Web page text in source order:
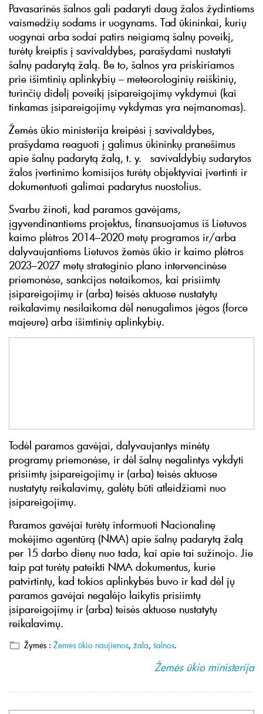
Pavasarinės šalnos gali padaryti daug žalos žydintiems
vaismedžių sodams ir uogynams. Tad ūkininkai, kurių
uogynai arba sodai patirs neigiamą šalnų poveikį,
turėtų kreiptis į savivaldybes, parašydami nustatyti
šalnų padarytą žalą. Be to, šalnos yra priskiriamos
prie išimtinių aplinkybių – meteorologinių reiškinių,
turinčių didelį poveikį įsipareigojimų vykdymui (kai
tinkamas įsipareigojimų vykdymas yra neįmanomas).
Žemės ūkio ministerija kreipėsi į savivaldybes,
prašydama reaguoti į galimus ūkininkų pranešimus
apie šalnų padarytą žalą, t. y. savivaldybių sudarytos
žalos įvertinimo komisijos turėtų objektyviai įvertinti ir
dokumentuoti galimai padarytus nuostolius.
Svarbu žinoti, kad paramos gavėjams,
įgyvendinantiems projektus, finansuojamus iš Lietuvos
kaimo plėtros 2014–2020 metų programos ir/arba
dalyvaujantiems Lietuvos žemės ūkio ir kaimo plėtros
2023–2027 metų strateginio plano intervencinėse
priemonėse, sankcijos netaikomos, kai prisiimtų
įsipareigojimų ir (arba) teisės aktuose nustatytų
reikalavimų nesilaikoma dėl nenugalimos jėgos (force
majeure) arba išimtinių aplinkybių.
Todėl paramos gavėjai, dalyvaujantys minėtų
programų priemonėse, ir dėl šalnų negalintys vykdyti
prisiimtų įsipareigojimų ir (arba) teisės aktuose
nustatytų reikalavimų, galėtų būti atleidžiami nuo
įsipareigojimų.
Paramos gavėjai turėtų informuoti Nacionalinę
mokėjimo agentūrą (NMA) apie šalnų padarytą žalą
per 15 darbo dienų nuo tada, kai apie tai sužinojo. Jie
taip pat turėtų pateikti NMA dokumentus, kurie
patvirtintų, kad tokios aplinkybės buvo ir kad dėl jų
paramos gavėjai negalėjo laikytis prisiimtų
įsipareigojimų ir (arba) teisės aktuose nustatytų
reikalavimų.
Žymės : Žemės ūkio naujienos, žala, šalnos.
Žemės ūkio ministerija